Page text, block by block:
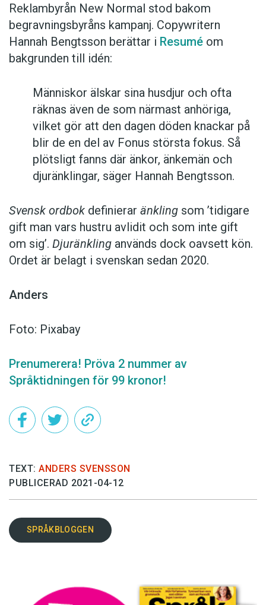
Reklambyrån New Normal stod bakom
begravningsbyråns kampanj. Copywritern
Hannah Bengtsson berättar i Resumé om
bakgrunden till idén:
Människor älskar sina husdjur och ofta
räknas även de som närmast anhöriga,
vilket gör att den dagen döden knackar på
blir de en del av Fonus största fokus. Så
plötsligt fanns där änkor, änkemän och
djuränklingar, säger Hannah Bengtsson.
Svensk ordbok definierar änkling som ’tidigare
gift man vars hustru av­lidit och som inte gift
om sig’. Djuränkling används dock oavsett kön.
Ordet är belagt i svenskan sedan 2020.
Anders
Foto: Pixabay
Prenumerera! Pröva 2 nummer av
Språktidningen för 99 kronor!
TEXT: ANDERS SVENSSON
PUBLICERAD 2021-04-12
SPRÅKBLOGGEN